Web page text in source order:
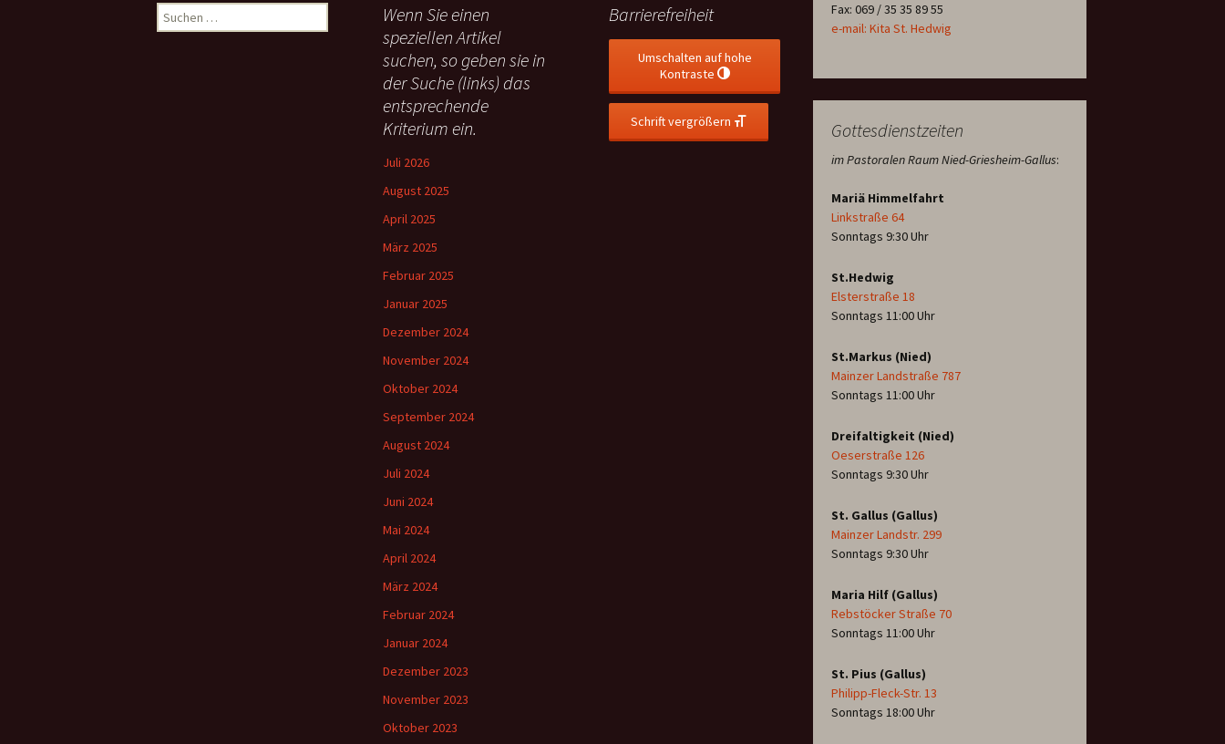
Fax: 069 / 35 35 89 55
e-mail: Kita St. Hedwig
Gottesdienstzeiten
im Pastoralen Raum Nied-Griesheim-Gallus:
Mariä Himmelfahrt
Linkstraße 64
Sonntags 9:30 Uhr
St.Hedwig
Elsterstraße 18
Sonntags 11:00 Uhr
St.Markus (Nied)
Mainzer Landstraße 787
Sonntags 11:00 Uhr
Dreifaltigkeit (Nied)
Oeserstraße 126
Sonntags 9:30 Uhr
St. Gallus (Gallus)
Mainzer Landstr. 299
Sonntags 9:30 Uhr
Maria Hilf (Gallus)
Rebstöcker Straße 70
Sonntags 11:00 Uhr
St. Pius (Gallus)
Philipp-Fleck-Str. 13
Sonntags 18:00 Uhr
u
Wenn Sie einen
speziellen Artikel
suchen, so geben sie in
der Suche (links) das
entsprechende
Kriterium ein.
Juli 2026
August 2025
April 2025
März 2025
Februar 2025
Januar 2025
Dezember 2024
November 2024
Oktober 2024
September 2024
August 2024
Juli 2024
Juni 2024
Mai 2024
April 2024
März 2024
Februar 2024
Januar 2024
Dezember 2023
November 2023
Oktober 2023
Barrierefreiheit
Umschalten auf hohe
Kontraste
Schrift vergrößern